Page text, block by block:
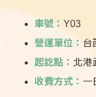
車號： Y03
營運單位： 台
起訖點： 北港
收費方式： 一